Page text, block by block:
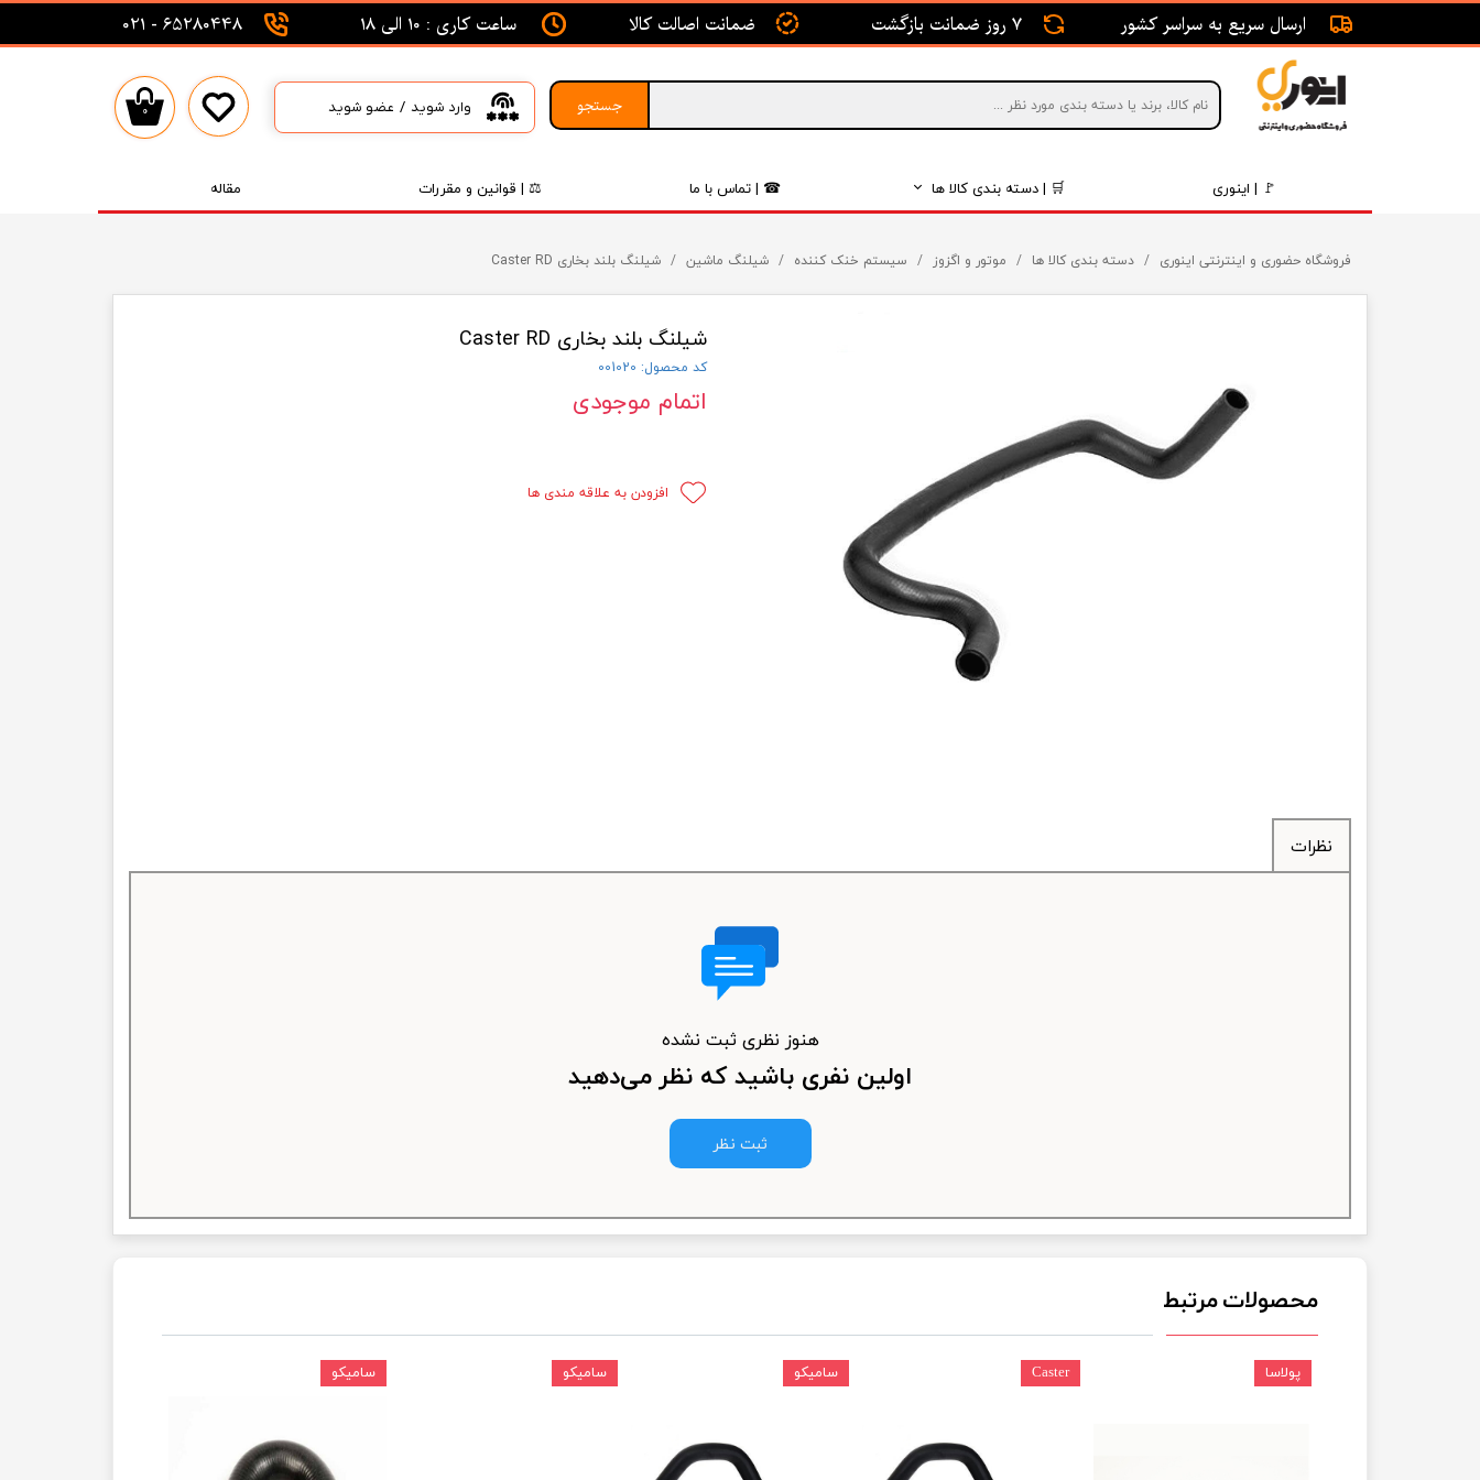
جستجو
🚩 | اینوری 🛒 | دسته بندی کالا ها
موتور و اگزوز
قطعات داخلی
لوازم جانبی و اسپرت
بلبرینگ ماشین
☎ | تماس با ما ⚖ | قوانین و مقررات مقاله
ارسال سریع به سراسر کشور 7 روز ضمانت بازگشت ضمانت اصالت کالا ساعت کاری : 10 الی 18 65280448 - 021
۰ وارد شوید / عضو شوید
حساب کاربری من
تغییر گذر واژه
فروشگاه حضوری و اینترنتی اینوری دسته بندی کالا ها موتور و اگزوز سیستم خنک کننده شیلنگ ماشین شیلنگ بلند بخاری Caster RD
شیلنگ بلند بخاری Caster RD
کد محصول: 001020
اتمام موجودی
افزودن به علاقه مندی ها
نظرات
هنوز نظری ثبت نشده
اولین نفری باشید که نظر می‌دهید
ثبت نظر
محصولات مرتبط
سامیکو سامیکو سامیکو Caster پولاسا